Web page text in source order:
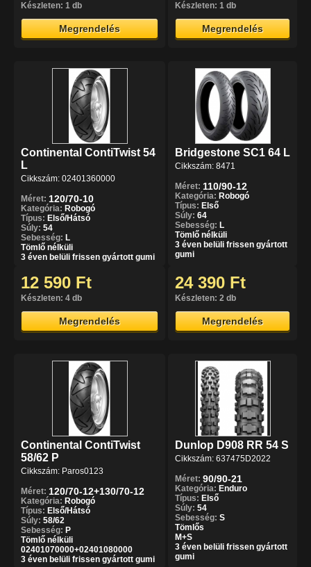
Készleten: 1 db
Megrendelés
Készleten: 1 db
Megrendelés
Continental ContiTwist 54
L
Cikkszám: 02401360000
Méret: 120/70-10
Kategória: Robogó
Típus: Első/Hátsó
Súly: 54
Sebesség: L
Tömlő nélküli
3 éven belüli frissen gyártott gumi
Bridgestone SC1 64 L
Cikkszám: 8471
Méret: 110/90-12
Kategória: Robogó
Típus: Első
Súly: 64
Sebesség: L
Tömlő nélküli
3 éven belüli frissen gyártott
gumi
12 590 Ft
Készleten: 4 db
Megrendelés
24 390 Ft
Készleten: 2 db
Megrendelés
Continental ContiTwist
58/62 P
Cikkszám: Paros0123
Méret: 120/70-12+130/70-12
Kategória: Robogó
Típus: Első/Hátsó
Súly: 58/62
Sebesség: P
Tömlő nélküli
02401070000+02401080000
3 éven belüli frissen gyártott gumi
Dunlop D908 RR 54 S
Cikkszám: 637475D2022
Méret: 90/90-21
Kategória: Enduro
Típus: Első
Súly: 54
Sebesség: S
Tömlős
M+S
3 éven belüli frissen gyártott
gumi